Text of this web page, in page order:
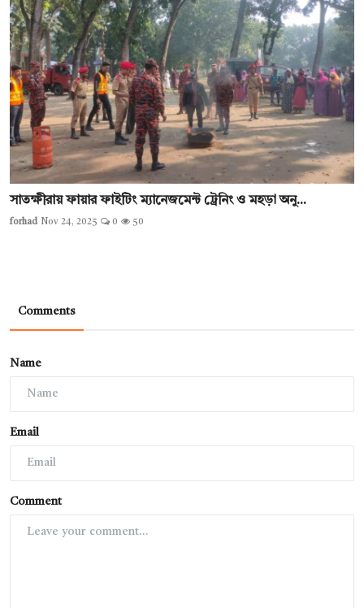
সাতক্ষীরায় ফায়ার ফাইটিং ম্যানেজমেন্ট ট্রেনিং ও মহড়া অনু...
forhad Nov 24, 2025 0 50
Comments
Name
Email
Comment